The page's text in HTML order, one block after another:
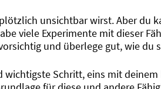
unsichtbar wirst. Aber du
viele Experimente mit dieser
und überlege gut, wie du
Schritt, eins mit